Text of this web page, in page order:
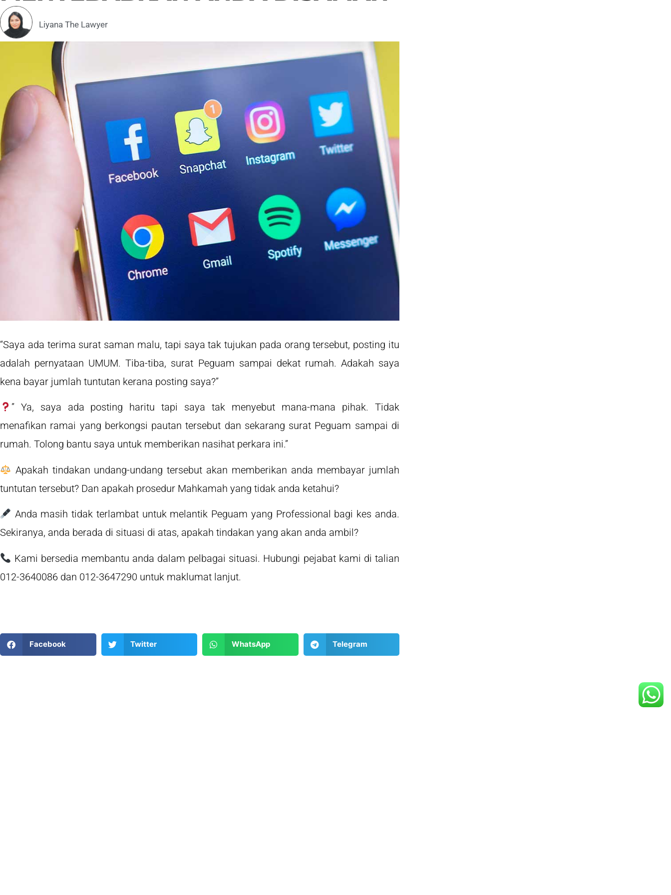
Liyana The Lawyer
“Saya ada terima surat saman malu, tapi saya tak tujukan pada orang tersebut, posting itu
adalah pernyataan UMUM. Tiba-tiba, surat Peguam sampai dekat rumah. Adakah saya
kena bayar jumlah tuntutan kerana posting saya?”
” Ya, saya ada posting haritu tapi saya tak menyebut mana-mana pihak. Tidak
menafikan ramai yang berkongsi pautan tersebut dan sekarang surat Peguam sampai di
rumah. Tolong bantu saya untuk memberikan nasihat perkara ini.”
Apakah tindakan undang-undang tersebut akan memberikan anda membayar jumlah
tuntutan tersebut? Dan apakah prosedur Mahkamah yang tidak anda ketahui?
Anda masih tidak terlambat untuk melantik Peguam yang Professional bagi kes anda.
Sekiranya, anda berada di situasi di atas, apakah tindakan yang akan anda ambil?
Kami bersedia membantu anda dalam pelbagai situasi. Hubungi pejabat kami di talian
012-3640086 dan 012-3647290 untuk maklumat lanjut.
Facebook Twitter WhatsApp Telegram